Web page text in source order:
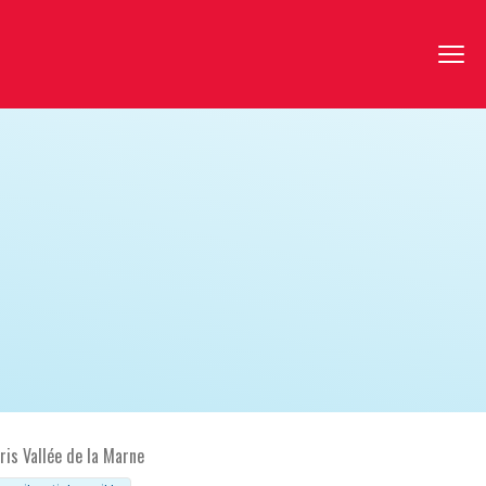
Vallée de la Marne